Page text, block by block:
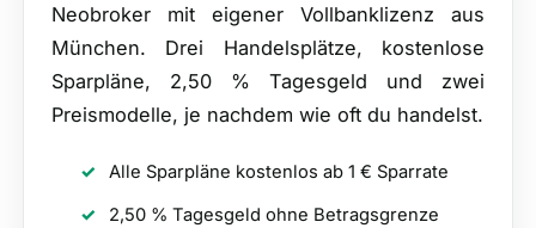
Neobroker mit eigener Vollbanklizenz aus
München. Drei Handelsplätze, kostenlose
Sparpläne, 2,50 % Tagesgeld und zwei
Preismodelle, je nachdem wie oft du handelst.
Alle Sparpläne kostenlos ab 1 € Sparrate
2,50 % Tagesgeld ohne Betragsgrenze